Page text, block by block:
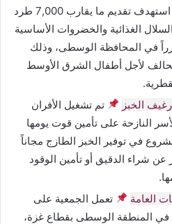
تدخلاً إغاثياً واسع النطاق استهدف تقديم ما يقارب 7,000 طرد
الغذائية والخضروات الأساسية
في المحافظة الوسطى، وذلك
لأجل أطفال الشرق الأوسط
الخبز
تم تشغيل الأفران
النازحة على تأمين قوت يومها
في توفير الخبز الطازج مجاناً
عن شراء الدقيق أو تأمين الوقود
العامة
تعمل الجمعية على
في المنطقة الوسطى بقطاع غزة،